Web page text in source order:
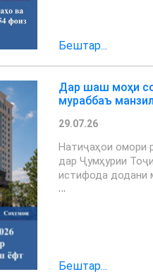
Бештар...
Дар шаш моҳи
мураббаъ
29.07.26
Натиҷаҳои омори
дар Ҷумҳурии
истифода додани
…
Бештар...